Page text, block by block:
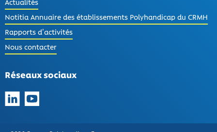
Notitia Annuaire des établissements Polyhandicap du CRMH
Rapports d’activités
Nous contacter
Réseaux sociaux